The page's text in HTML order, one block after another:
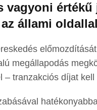
vagyoni
állami
megállapodás
– tranzakciós díjat